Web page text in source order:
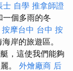
士 自學 推拿師證
個多雨的冬
按摩台中 台中 按
岸的旅遊區。
，這使我們能夠
。 外燴廠商 后